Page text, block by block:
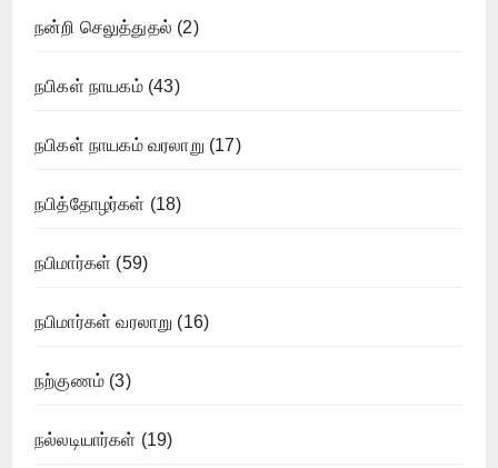
நன்றி செலுத்துதல் (2)
நபிகள் நாயகம்(43)
நபிகள் நாயகம் வரலாறு (17)
நபித்தோழர்கள் (18)
நபிமார்கள் (59)
நபிமார்கள் வரலாறு (16)
நற்குணம் (3)
நல்லடியார்கள் (19)